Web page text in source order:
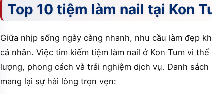
Top 10 tiệm làm nail tại Kon
Giữa nhịp sống ngày càng nhanh, nhu cầu làm đẹp
cá nhân. Việc tìm kiếm tiệm làm nail ở Kon Tum vì
lượng, phong cách và trải nghiệm dịch vụ. Danh
mang lại sự hài lòng trọn vẹn: